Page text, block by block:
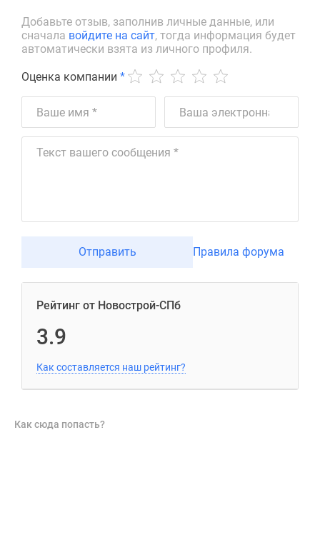
Добавьте отзыв, заполнив личные данные, или
сначала войдите на сайт, тогда информация будет
автоматически взята из личного профиля.
Оценка компании *
Отправить Правила форума
Рейтинг от Новострой-СПб
3.9
Как составляется наш рейтинг?
Как сюда попасть?